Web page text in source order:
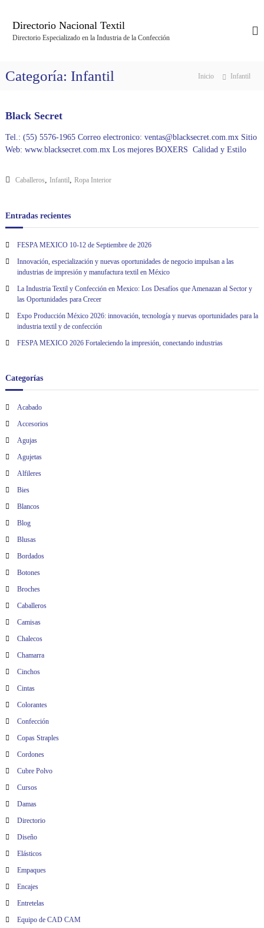
Directorio Nacional Textil
Directorio Especializado en la Industria de la Confección
Categoría: Infantil Inicio Infantil
Black Secret
Tel.: (55) 5576-1965 Correo electronico: ventas@blacksecret.com.mx Sitio
Web: www.blacksecret.com.mx Los mejores BOXERS Calidad y Estilo
Caballeros, Infantil, Ropa Interior
Entradas recientes
FESPA MEXICO 10-12 de Septiembre de 2026
Innovación, especialización y nuevas oportunidades de negocio impulsan a las
industrias de impresión y manufactura textil en México
La Industria Textil y Confección en Mexico: Los Desafíos que Amenazan al Sector y
las Oportunidades para Crecer
Expo Producción México 2026: innovación, tecnología y nuevas oportunidades para la
industria textil y de confección
FESPA MEXICO 2026 Fortaleciendo la impresión, conectando industrias
Categorías
Acabado
Accesorios
Agujas
Agujetas
Alfileres
Bies
Blancos
Blog
Blusas
Bordados
Botones
Broches
Caballeros
Camisas
Chalecos
Chamarra
Cinchos
Cintas
Colorantes
Confección
Copas Straples
Cordones
Cubre Polvo
Cursos
Damas
Directorio
Diseño
Elásticos
Empaques
Encajes
Entretelas
Equipo de CAD CAM